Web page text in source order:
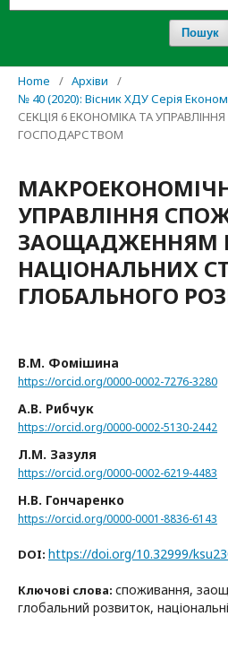
Пошук
Home / Архіви
/
№ 40 (2020): Вісник ХДУ Серія
СЕКЦІЯ 6 ЕКОНОМІКА ТА
ГОСПОДАРСТВОМ
УПРАВЛІННЯ
ЗАОЩАДЖЕННЯМ
НАЦІОНАЛЬНИХ
ГЛОБАЛЬНОГО
В.М. Фомішина
https://orcid.org/0000-0002-7276-3280
А.В. Рибчук
https://orcid.org/0000-0002-5130-2442
Л.М. Зазуля
https://orcid.org/0000-0002-6219-4483
Н.В. Гончаренко
https://orcid.org/0000-0001-8836-6143
DOI: https://doi.org/10.32999/
Ключові слова: споживання,
глобальний розвиток,